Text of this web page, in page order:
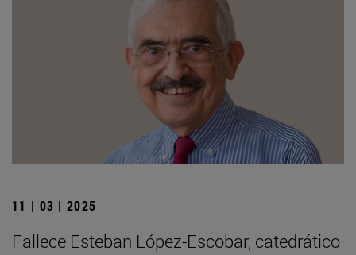
11 | 03 | 2025
Fallece Esteban López-Escobar, catedrático